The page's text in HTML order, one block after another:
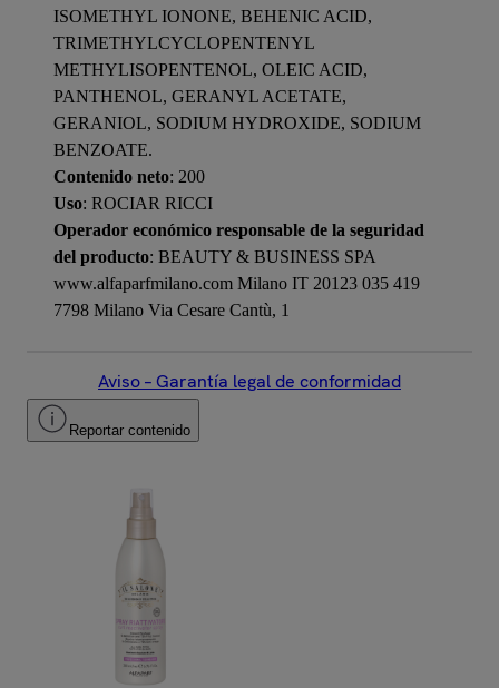
ISOMETHYL IONONE, BEHENIC ACID,
TRIMETHYLCYCLOPENTENYL
METHYLISOPENTENOL, OLEIC ACID,
PANTHENOL, GERANYL ACETATE,
GERANIOL, SODIUM HYDROXIDE, SODIUM
BENZOATE.
Contenido neto: 200
Uso: ROCIAR RICCI
Operador económico responsable de la seguridad
del producto: BEAUTY & BUSINESS SPA
www.alfaparfmilano.com Milano IT 20123 035 419
7798 Milano Via Cesare Cantù, 1
Aviso – Garantía legal de conformidad
Reportar contenido